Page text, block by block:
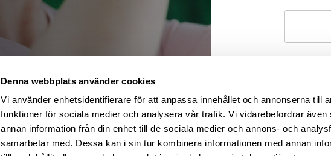
Denna webbplats använder cookies
Vi använder enhetsidentifierare för att anpassa innehållet och annonserna till
funktioner för sociala medier och analysera vår trafik. Vi vidarebefordrar även
annan information från din enhet till de sociala medier och annons- och
samarbetar med. Dessa kan i sin tur kombinera informationen med annan